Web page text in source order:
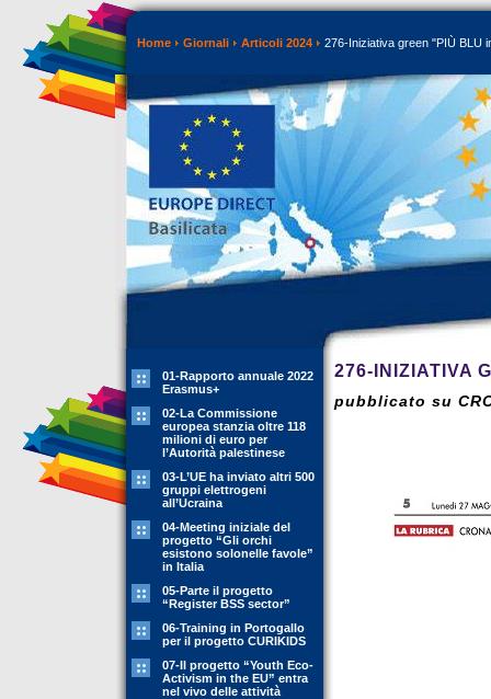
Home Giornali Articoli 2024 276-Iniziativa green "PIÙ BLU
01-Rapporto annuale 2022
Erasmus+
02-La Commissione
europea stanzia oltre 118
milioni di euro per
l’Autorità palestinese
03-L’UE ha inviato altri 500
gruppi elettrogeni
all’Ucraina
04-Meeting iniziale del
progetto “Gli orchi
esistono solonelle favole”
in Italia
05-Parte il progetto
“Register BSS sector”
06-Training in Portogallo
per il progetto CURIKIDS
07-Il progetto “Youth Eco-
Activism in the EU” entra
nel vivo delle attività
276-INIZIATIVA
pubblicato su